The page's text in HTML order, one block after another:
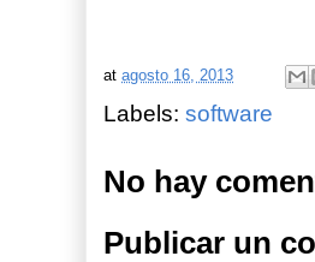
atagosto 16, 2013
Labels:software
No hay
Publicar un